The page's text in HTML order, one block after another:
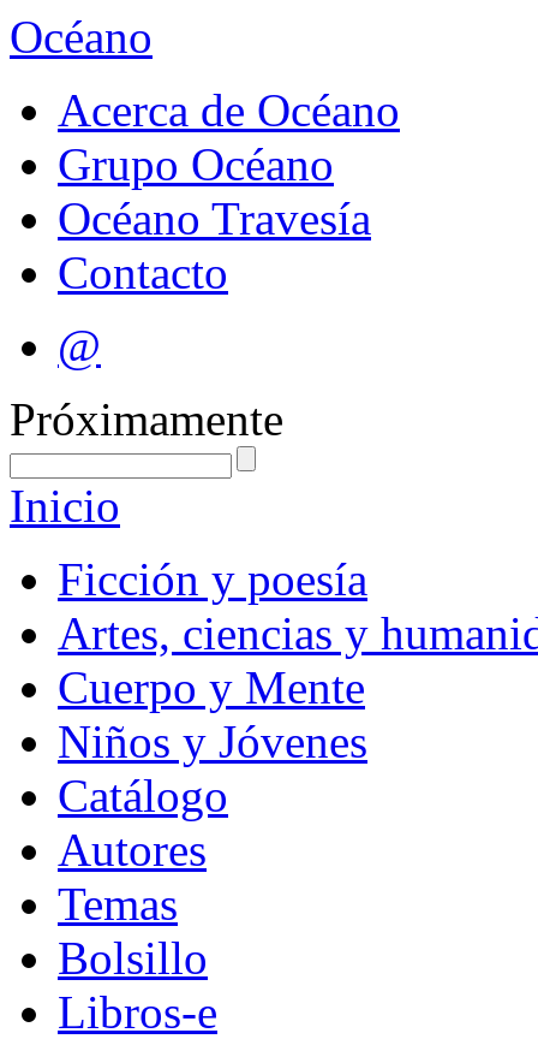
Océano
Acerca de Océano
Grupo Océano
Océano Travesía
Contacto
@
Próximamente
Inicio
Ficción y poesía
Artes, ciencias y
Cuerpo y Mente
Niños y Jóvenes
Catálogo
Autores
Temas
Bolsillo
Libros-e